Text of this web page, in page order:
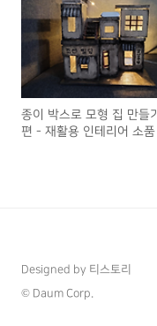
종이 박스로 모형 집 만들
편 - 재활용 인테리어 소품
Designed by 티스토리
© Daum Corp.